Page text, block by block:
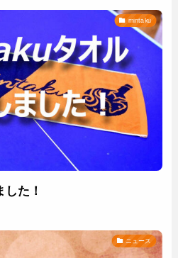
mintaku
た！
ニュース